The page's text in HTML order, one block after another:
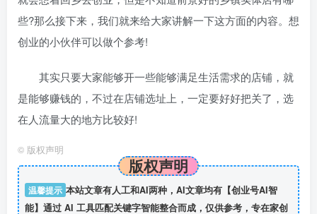
些?那么接下来，我们就来给大家讲解一下这方面的内容。想
创业的小伙伴可以做个参考!
其实只要大家能够开一些能够满足生活需求的店铺，就
是能够赚钱的，不过在店铺选址上，一定要好好把关了，选
在人流量大的地方比较好!
© 版权声明
版权声明
温馨提示 本站文章有人工和AI两种，AI文章均有【创业号AI智
能】通过 AI 工具匹配关键字智能整合而成，仅供参考，专在家创